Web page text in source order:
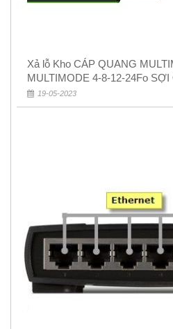
Xả lỗ Kho CÁP QUANG MULTIMODE
MULTIMODE 4-8-12-24Fo
Rẻ 5k
19-05-2023